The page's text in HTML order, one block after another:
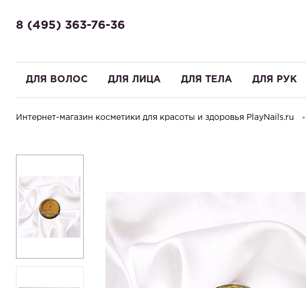
8 (495) 363-76-36
ДЛЯ ВОЛОС ДЛЯ ЛИЦА ДЛЯ ТЕЛА ДЛЯ РУК
Интернет-магазин косметики для красоты и здоровья PlayNails.ru